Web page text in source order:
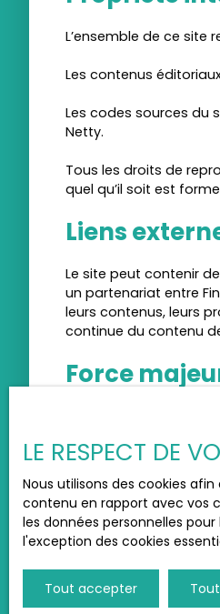
L’ensemble de ce site
Les contenus
Les codes sources du
Netty.
Tous les droits de
quel qu’il soit est
Liens
Le site peut contenir
un partenariat entre
leurs contenus, leurs
continue du contenu
Force
L’éditeur se réserve
vigueur.
Loi
Le site fp-immo.fr est
LE RESPECT DE
Nous utilisons des cookies
contenu en rapport avec vos
les données personnelles
l'exception des cookies
Tout accepter